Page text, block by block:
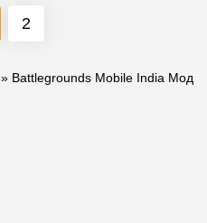
2
» Battlegrounds Mobile India Мод